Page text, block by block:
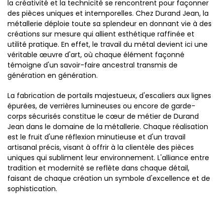
la créativité et la technicité se rencontrent pour façonner
des pièces uniques et intemporelles. Chez Durand Jean, la
métallerie déploie toute sa splendeur en donnant vie à des
créations sur mesure qui allient esthétique raffinée et
utilité pratique. En effet, le travail du métal devient ici une
véritable œuvre d'art, où chaque élément façonné
témoigne d'un savoir-faire ancestral transmis de
génération en génération.
La fabrication de portails majestueux, d'escaliers aux lignes
épurées, de verrières lumineuses ou encore de garde-
corps sécurisés constitue le cœur de métier de Durand
Jean dans le domaine de la métallerie. Chaque réalisation
est le fruit d'une réflexion minutieuse et d'un travail
artisanal précis, visant à offrir à la clientèle des pièces
uniques qui subliment leur environnement. L'alliance entre
tradition et modernité se reflète dans chaque détail,
faisant de chaque création un symbole d'excellence et de
sophistication.